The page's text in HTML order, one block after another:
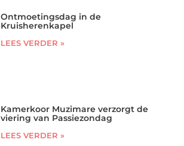
Ontmoetingsdag in de
Kruisherenkapel
LEES VERDER »
Kamerkoor Muzimare verzorgt de
viering van Passiezondag
LEES VERDER »